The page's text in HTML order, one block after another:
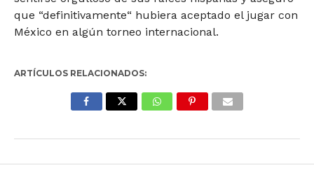
que “definitivamente“ hubiera aceptado el jugar con
México en algún torneo internacional.
ARTÍCULOS RELACIONADOS: